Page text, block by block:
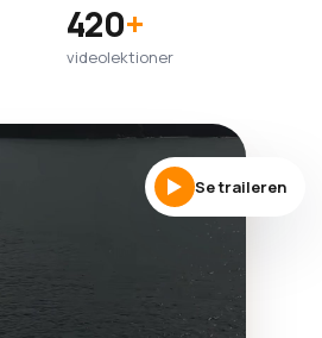
420+
videolektioner
Se traileren